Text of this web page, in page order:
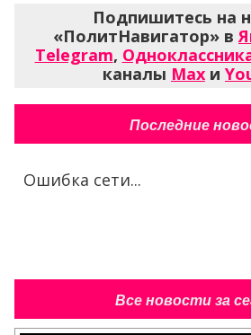
Подпишитесь на
«ПолитНавигатор» в
Telegram,
каналы Max и
Последние
Ошибка сети...
Все новости за